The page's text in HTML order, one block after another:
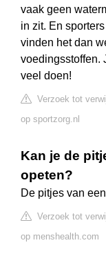
vaak geen
in zit. En
vinden het dan
voedingsstoffen.
veel doen!
Verzoek tot
op sportzorg.nl
Kan je de
opeten?
De pitjes van
Verzoek tot
op menshealth.com